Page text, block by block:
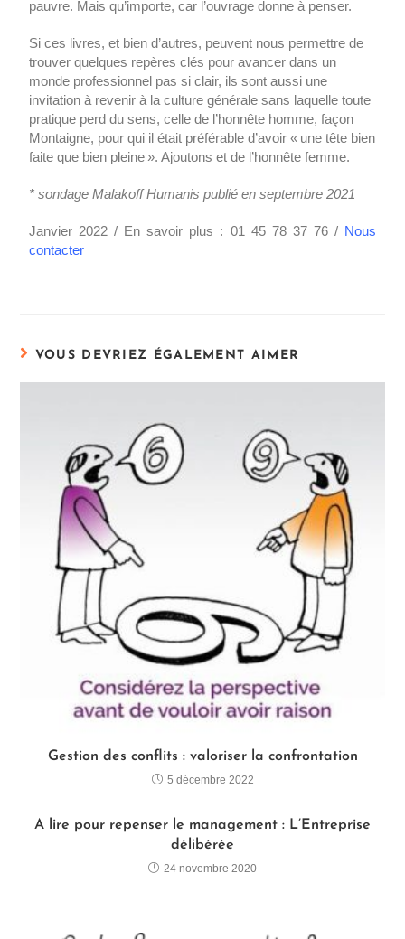
pauvre. Mais qu’importe, car l’ouvrage donne à penser.
Si ces livres, et bien d’autres, peuvent nous permettre de
trouver quelques repères clés pour avancer dans un
monde professionnel pas si clair, ils sont aussi une
invitation à revenir à la culture générale sans laquelle toute
pratique perd du sens, celle de l’honnête homme, façon
Montaigne, pour qui il était préférable d’avoir « une tête bien
faite que bien pleine ». Ajoutons et de l’honnête femme.
* sondage Malakoff Humanis publié en septembre 2021
Janvier 2022 / En savoir plus : 01 45 78 37 76 / Nous
contacter
VOUS DEVRIEZ ÉGALEMENT AIMER
Gestion des conflits : valoriser la confrontation
5 décembre 2022
A lire pour repenser le management : L’Entreprise
délibérée
24 novembre 2020